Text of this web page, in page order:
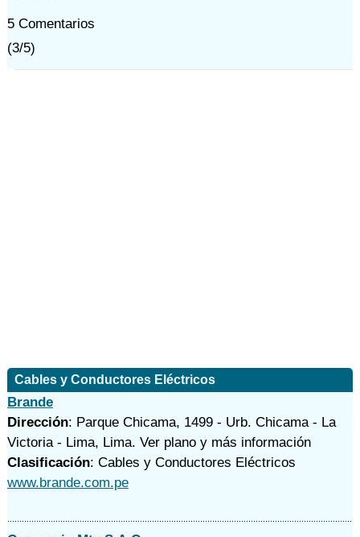
5Comentarios
(3/5)
Cables y Conductores Eléctricos
Brande
Dirección: Parque Chicama, 1499 - Urb. Chicama - La
Victoria - Lima, Lima. Ver plano y más información
Clasificación: Cables y Conductores Eléctricos
www.brande.com.pe